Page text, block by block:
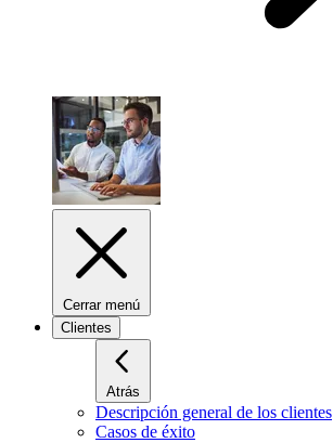
Cerrar menú
Clientes
Atrás
Descripción general de los clientes
Casos de éxito